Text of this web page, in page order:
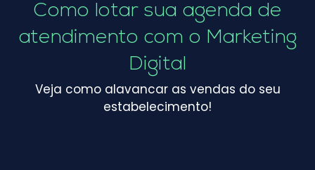
Como lotar sua agenda de
atendimento com o Marketing
Digital
Veja como alavancar as vendas do seu
estabelecimento!